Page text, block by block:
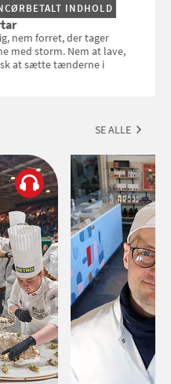
INDHOLD
nem forret, der tager
med storm. Nem at lave,
at sætte tænderne i
SE ALLE